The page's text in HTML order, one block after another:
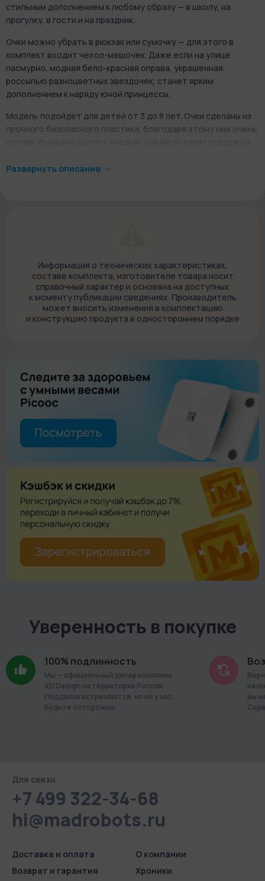
стильным дополнением к любому образу — в школу, на
прогулку, в гости и на праздник.
Очки можно убрать в рюкзак или сумочку — для этого в
комплект входит чехол-мешочек. Даже если на улице
пасмурно, модная бело-красная оправа, украшенная
россыпью разноцветных звездочек, станет ярким
дополнением к наряду юной принцессы.
Модель подойдет для детей от 3 до 8 лет. Очки сделаны из
прочного безопасного пластика, благодаря этому они очень
тряпочка.
Развернуть описание
Информация о технических характеристиках,
составе комплекта, изготовителе товара носит
справочный характер и основана на доступных
к моменту публикации сведениях. Производитель
может вносить изменения в комплектацию
и конструкцию продукта в одностороннем порядке
Уверенность в покупке
100% подлинность
Мы — официальный дилер компании
XD Design на территории России.
Подделки встречаются, но не у нас.
Будьте осторожны.
на
вы
Для связи
+7 499 322-34-68
hi@madrobots.ru
Доставка и оплата
Возврат и гарантия
О компании
Хроники